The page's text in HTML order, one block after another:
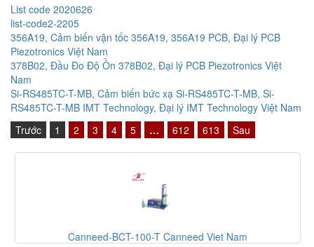
List code 2020626
list-code2-2205
356A19, Cảm biến vận tốc 356A19, 356A19 PCB, Đại lý PCB
Piezotronics Việt Nam
378B02, Đầu Đo Độ Ồn 378B02, Đại lý PCB Piezotronics Việt
Nam
Si-RS485TC-T-MB, Cảm biến bức xạ Si-RS485TC-T-MB, Si-
RS485TC-T-MB IMT Technology, Đại lý IMT Technology Việt Nam
Trước
1 2 3 4 5 … 612 613 Sau
Canneed-BCT-100-T Canneed Viet Nam